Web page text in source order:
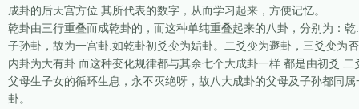
成卦的后天宫方位 其所代表的数字，从而学习起来，方便记忆。
乾卦由三行重叠而成乾卦的，而这种单纯重叠起来的八卦，分别为：
子孙卦，故为一宫卦.如乾卦初爻变为姤卦。二爻变为遯卦，三爻变为
内卦为大有卦.而这种变化规律都与其余七个大成卦一样.都是由初爻.
父母生子女的循环生息，永不灭绝呀，故八大成卦的父母及子孙都同
卦。